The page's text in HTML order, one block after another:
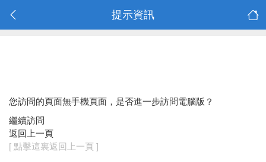
提示資訊
您訪問的頁面無手機頁面，是否進一步訪問電腦版？
繼續訪問
返回上一頁
[ 點擊這裏返回上一頁 ]